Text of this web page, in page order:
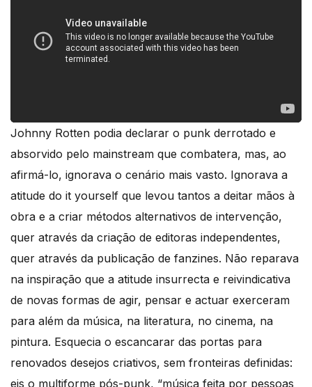
Johnny Rotten podia declarar o punk derrotado e
absorvido pelo mainstream que combatera, mas, ao
afirmá-lo, ignorava o cenário mais vasto. Ignorava a
atitude do it yourself que levou tantos a deitar mãos à
obra e a criar métodos alternativos de intervenção,
quer através da criação de editoras independentes,
quer através da publicação de fanzines. Não reparava
na inspiração que a atitude insurrecta e reivindicativa
de novas formas de agir, pensar e actuar exerceram
para além da música, na literatura, no cinema, na
pintura. Esquecia o escancarar das portas para
renovados desejos criativos, sem fronteiras definidas:
eis o multiforme pós-punk, “música feita por pessoas